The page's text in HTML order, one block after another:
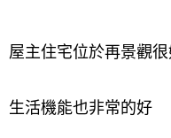
屋主住宅位於再景觀
生活機能也非常的好